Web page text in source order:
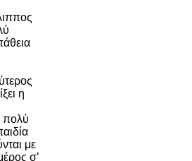
η
πολύ
με
σ’